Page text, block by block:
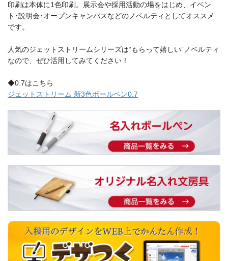
印刷は本体に1色印刷。展示会や採用活動の場をはじめ、イベン
ト･説明会･オープンキャンパスなどのノベルティとしてオススメ
です。
人気のジェットストリームシリーズは“もらって嬉しい”ノベルティ
なので、ぜひ活用してみてください！
◆0.7はこちら
ジェットストリーム 新3色ボールペン0.7